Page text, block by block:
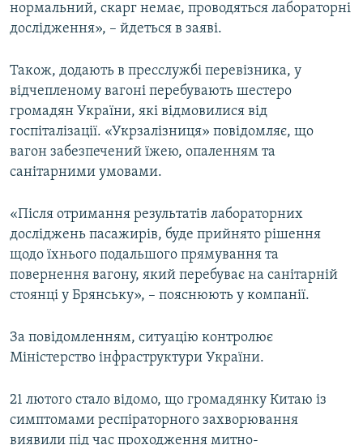
нормальний, скарг немає, проводяться лабораторні
дослідження», – йдеться в заяві.
Також, додають в пресслужбі перевізника, у
відчепленому вагоні перебувають шестеро
громадян України, які відмовилися від
госпіталізації. «Укрзалізниця» повідомляє, що
вагон забезпечений їжею, опаленням та
санітарними умовами.
«Після отримання результатів лабораторних
досліджень пасажирів, буде прийнято рішення
щодо їхнього подальшого прямування та
повернення вагону, який перебуває на санітарній
стоянці у Брянську», – пояснюють у компанії.
За повідомленням, ситуацію контролює
Міністерство інфраструктури України.
21 лютого стало відомо, що громадянку Китаю із
симптомами респіраторного захворювання
виявили під час проходження митно-